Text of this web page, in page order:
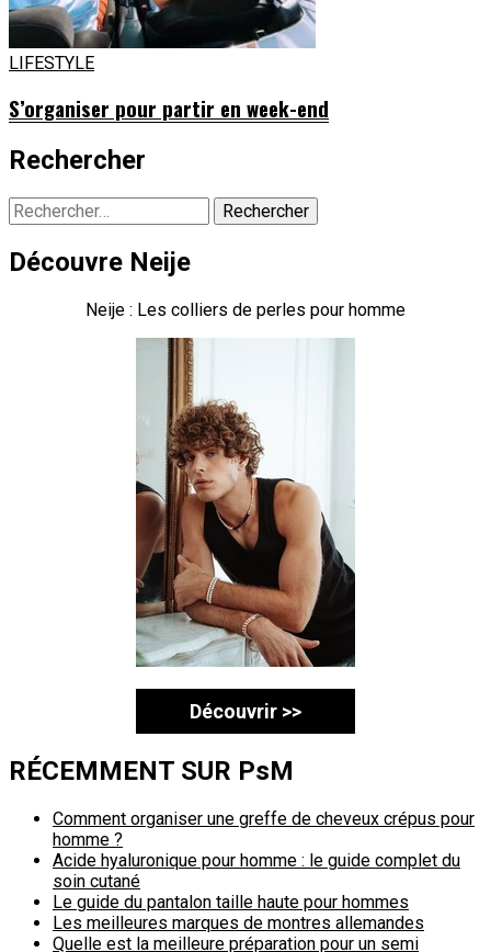
LIFESTYLE
S’organiser pour partir en week-end
Rechercher
Rechercher :
Découvre Neije
Neije : Les colliers de perles pour homme
Découvrir >>
RÉCEMMENT SUR PsM
Comment organiser une greffe de cheveux crépus pour
homme ?
Acide hyaluronique pour homme : le guide complet du
soin cutané
Le guide du pantalon taille haute pour hommes
Les meilleures marques de montres allemandes
Quelle est la meilleure préparation pour un semi